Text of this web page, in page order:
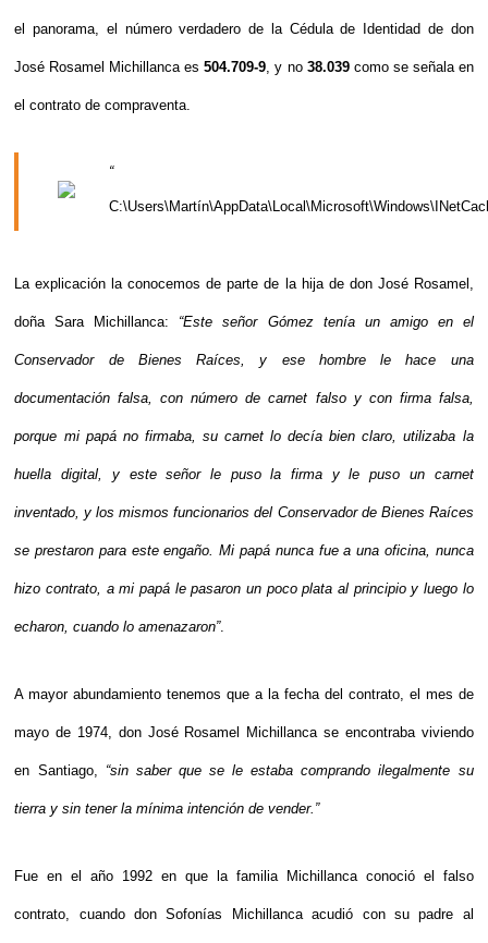
el panorama, el número verdadero de la Cédula de Identidad de don
José Rosamel Michillanca es 504.709-9, y no 38.039 como se señala en
el contrato de compraventa.
“
La explicación la conocemos de parte de la hija de don José Rosamel,
doña Sara Michillanca: “Este señor Gómez tenía un amigo en el
Conservador de Bienes Raíces, y ese hombre le hace una
documentación falsa, con número de carnet falso y con firma falsa,
porque mi papá no firmaba, su carnet lo decía bien claro, utilizaba la
huella digital, y este señor le puso la firma y le puso un carnet
inventado, y los mismos funcionarios del Conservador de Bienes Raíces
se prestaron para este engaño. Mi papá nunca fue a una oficina, nunca
hizo contrato, a mi papá le pasaron un poco plata al principio y luego lo
echaron, cuando lo amenazaron”.
A mayor abundamiento tenemos que a la fecha del contrato, el mes de
mayo de 1974, don José Rosamel Michillanca se encontraba viviendo
en Santiago, “sin saber que se le estaba comprando ilegalmente su
tierra y sin tener la mínima intención de vender.”
Fue en el año 1992 en que la familia Michillanca conoció el falso
contrato, cuando don Sofonías Michillanca acudió con su padre al